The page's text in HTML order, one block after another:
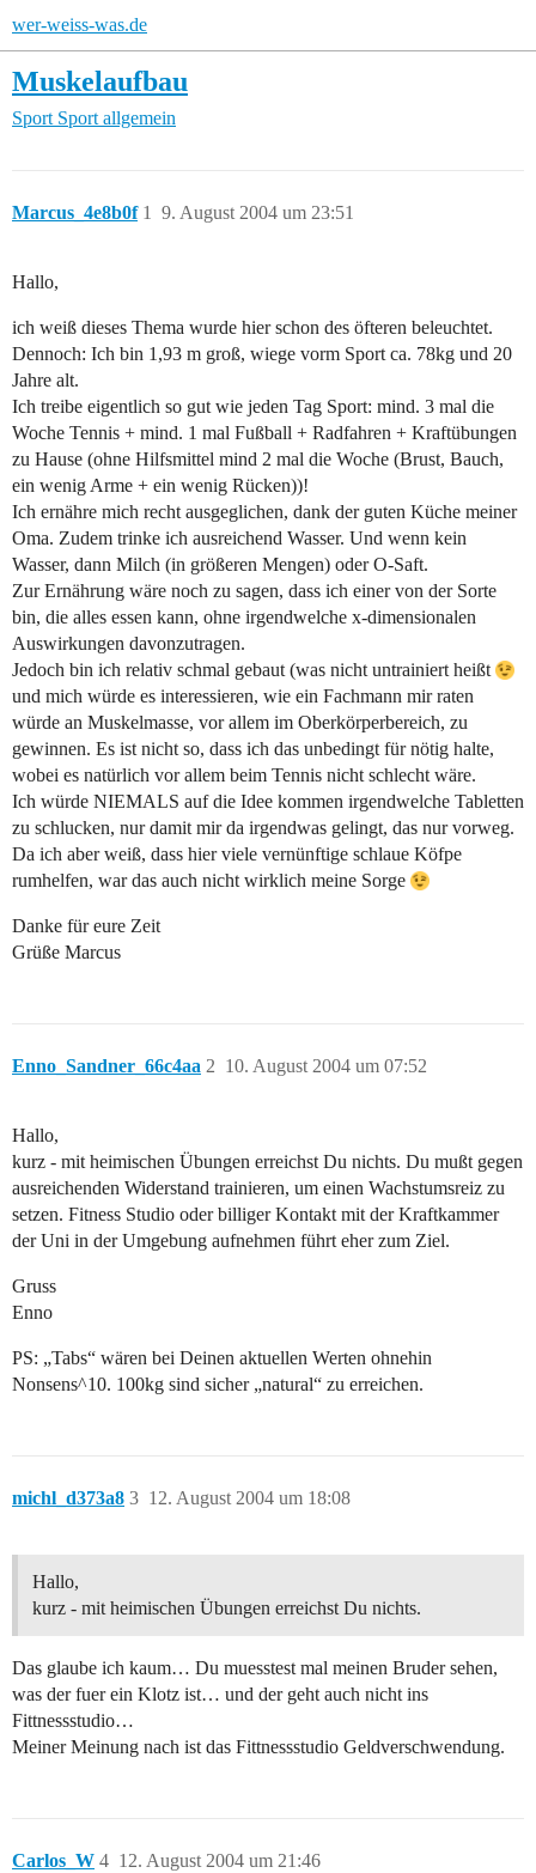
wer-weiss-was.de
Muskelaufbau
Sport Sport allgemein
Marcus_4e8b0f 9. August 2004 um 23:51
1
Hallo,
ich weiß dieses Thema wurde hier schon des öfteren beleuchtet.
Dennoch: Ich bin 1,93 m groß, wiege vorm Sport ca. 78kg und 20
Jahre alt.
Ich treibe eigentlich so gut wie jeden Tag Sport: mind. 3 mal die
Woche Tennis + mind. 1 mal Fußball + Radfahren + Kraftübungen
zu Hause (ohne Hilfsmittel mind 2 mal die Woche (Brust, Bauch,
ein wenig Arme + ein wenig Rücken))!
Ich ernähre mich recht ausgeglichen, dank der guten Küche meiner
Oma. Zudem trinke ich ausreichend Wasser. Und wenn kein
Wasser, dann Milch (in größeren Mengen) oder O-Saft.
Zur Ernährung wäre noch zu sagen, dass ich einer von der Sorte
bin, die alles essen kann, ohne irgendwelche x-dimensionalen
Auswirkungen davonzutragen.
Jedoch bin ich relativ schmal gebaut (was nicht untrainiert heißt
und mich würde es interessieren, wie ein Fachmann mir raten
würde an Muskelmasse, vor allem im Oberkörperbereich, zu
gewinnen. Es ist nicht so, dass ich das unbedingt für nötig halte,
wobei es natürlich vor allem beim Tennis nicht schlecht wäre.
Ich würde NIEMALS auf die Idee kommen irgendwelche Tabletten
zu schlucken, nur damit mir da irgendwas gelingt, das nur vorweg.
Da ich aber weiß, dass hier viele vernünftige schlaue Köfpe
rumhelfen, war das auch nicht wirklich meine Sorge
Danke für eure Zeit
Grüße Marcus
Enno_Sandner_66c4aa 10. August 2004 um 07:52
2
Hallo,
kurz - mit heimischen Übungen erreichst Du nichts. Du mußt gegen
ausreichenden Widerstand trainieren, um einen Wachstumsreiz zu
setzen. Fitness Studio oder billiger Kontakt mit der Kraftkammer
der Uni in der Umgebung aufnehmen führt eher zum Ziel.
Gruss
Enno
PS: „Tabs“ wären bei Deinen aktuellen Werten ohnehin
Nonsens^10. 100kg sind sicher „natural“ zu erreichen.
michl_d373a8 12. August 2004 um 18:08
3
Hallo,
kurz - mit heimischen Übungen erreichst Du nichts.
Das glaube ich kaum… Du muesstest mal meinen Bruder sehen,
was der fuer ein Klotz ist… und der geht auch nicht ins
Fittnessstudio…
Meiner Meinung nach ist das Fittnessstudio Geldverschwendung.
Carlos_W 12. August 2004 um 21:46
4